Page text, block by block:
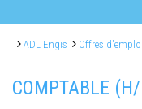
ADL Engis Offres d'emploi
COMPTABLE